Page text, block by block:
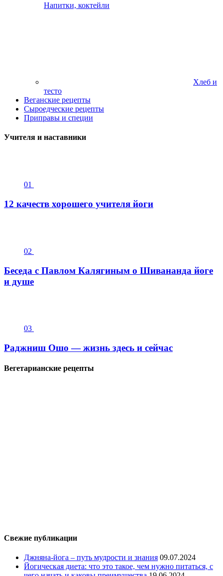
Напитки, коктейли
Хлеб и
тесто
Веганские рецепты
Сыроедческие рецепты
Приправы и специи
Учителя и наставники
01
12 качеств хорошего учителя йоги
02
Беседа с Павлом Калягиным о Шивананда йоге
и душе
03
Раджниш Ошо — жизнь здесь и сейчас
Вегетарианские рецепты
Свежие публикации
Джняна-йога – путь мудрости и знания 09.07.2024
Йогическая диета: что это такое, чем нужно питаться, с